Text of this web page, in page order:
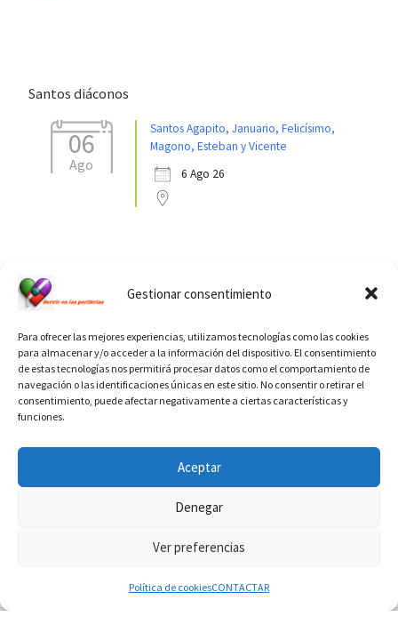
Gestionar consentimiento
Para ofrecer las mejores experiencias, utilizamos tecnologías como las cookies
para almacenar y/o acceder a la información del dispositivo. El consentimiento
de estas tecnologías nos permitirá procesar datos como el comportamiento de
navegación o las identificaciones únicas en este sitio. No consentir o retirar el
consentimiento, puede afectar negativamente a ciertas características y
funciones.
Aceptar
Denegar
Ver preferencias
Política de cookiesCONTACTAR
Santos diáconos
06
Ago
Santos Agapito, Januario, Felicísimo,
Magono, Esteban y Vicente
6 Ago 26
Diaconado permanente– Todos los derechos reservados
WP